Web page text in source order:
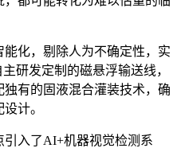
化，剔除人为不确定性，实
研发定制的磁悬浮输送线，
有的固液混合灌装技术，确
计。
引入了AI+机器视觉检测系